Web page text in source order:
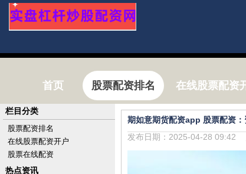
首页 股票配资排名 在线股票配资
期如意期货配资app 股票配资
发布日期：2025-04-28 09:42
栏目分类
股票配资排名
在线股票配资开户
股票在线配资
热点资讯